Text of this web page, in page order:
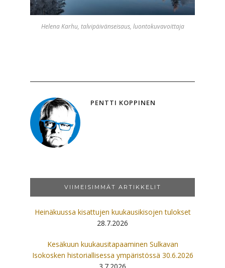
Helena Karhu, talvipäivänseisaus, luontokuvavoittaja
PENTTI KOPPINEN
VIIMEISIMMÄT ARTIKKELIT
Heinäkuussa kisattujen kuukausikisojen tulokset
28.7.2026
Kesäkuun kuukausitapaaminen Sulkavan
Isokosken historiallisessa ympäristössä 30.6.2026
3.7.2026